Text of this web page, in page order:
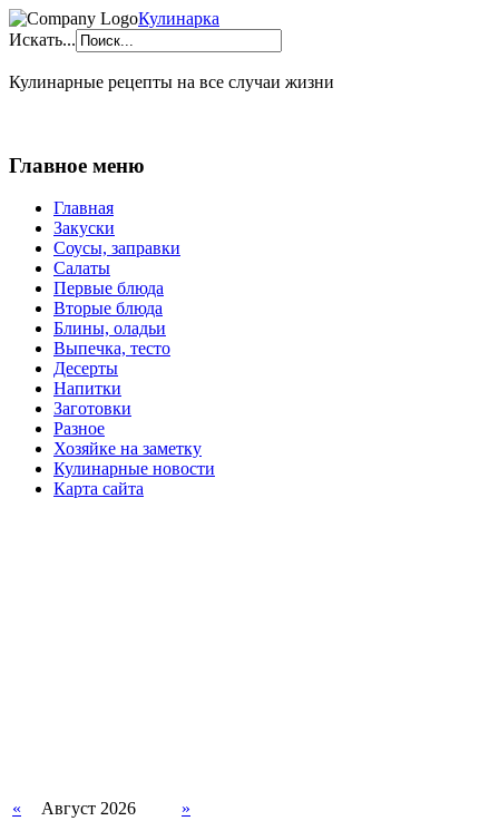
Кулинарка
Искать...
Кулинарные рецепты на все случаи жизни
Главное меню
Главная
Закуски
Соусы, заправки
Салаты
Первые блюда
Вторые блюда
Блины, оладьи
Выпечка, тесто
Десерты
Напитки
Заготовки
Разное
Хозяйке на заметку
Кулинарные новости
Карта сайта
« Август 2026
»